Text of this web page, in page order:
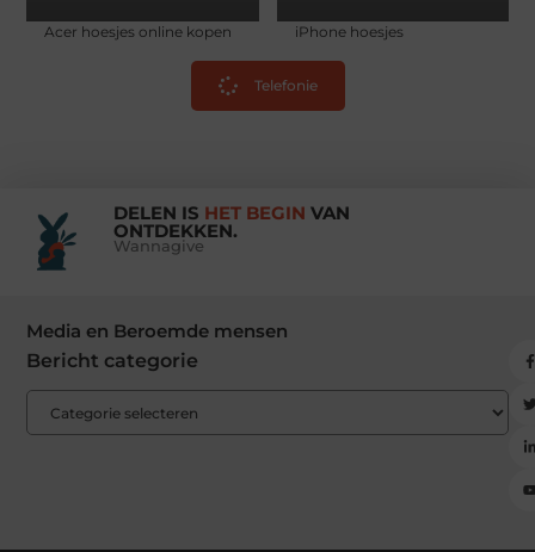
Acer hoesjes online kopen iPhone hoesjes
Telefonie
DELEN IS HET BEGIN VAN
ONTDEKKEN.
Wannagive
Media en Beroemde mensen
Bericht categorie